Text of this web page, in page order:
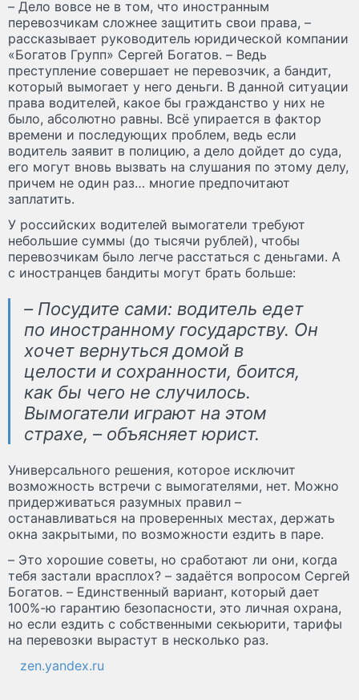
– Дело вовсе не в том, что иностранным
перевозчикам сложнее защитить свои права, –
рассказывает руководитель юридической компании
«Богатов Групп» Сергей Богатов. – Ведь
преступление совершает не перевозчик, а бандит,
который вымогает у него деньги. В данной ситуации
права водителей, какое бы гражданство у них не
было, абсолютно равны. Всё упирается в фактор
времени и последующих проблем, ведь если
водитель заявит в полицию, а дело дойдет до суда,
его могут вновь вызвать на слушания по этому делу,
причем не один раз… многие предпочитают
заплатить.
У российских водителей вымогатели требуют
небольшие суммы (до тысячи рублей), чтобы
перевозчикам было легче расстаться с деньгами. А
с иностранцев бандиты могут брать больше:
– Посудите сами: водитель едет
по иностранному государству. Он
хочет вернуться домой в
целости и сохранности, боится,
как бы чего не случилось.
Вымогатели играют на этом
страхе, – объясняет юрист.
Универсального решения, которое исключит
возможность встречи с вымогателями, нет. Можно
придерживаться разумных правил –
останавливаться на проверенных местах, держать
окна закрытыми, по возможности ездить в паре.
– Это хорошие советы, но сработают ли они, когда
тебя застали врасплох? – задаётся вопросом Сергей
Богатов. – Единственный вариант, который дает
100%-ю гарантию безопасности, это личная охрана,
но если ездить с собственными секьюрити, тарифы
на перевозки вырастут в несколько раз.
zen.yandex.ru